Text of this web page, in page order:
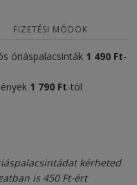
FIZETÉSI MÓDOK
óriáspalacsinták 1 490 Ft-
1 790 Ft-tól
kérheted
is 450 Ft-ért